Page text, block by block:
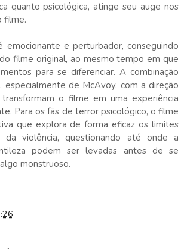
quanto psicológica, atinge seu auge nos
filme.
emocionante e perturbador, conseguindo
filme original, ao mesmo tempo em que
para se diferenciar. A combinação
especialmente de McAvoy, com a direção
o filme em uma experiência
Para os fãs de terror psicológico, o filme
que explora de forma eficaz os limites
violência, questionando até onde a
podem ser levadas antes de se
monstruoso.